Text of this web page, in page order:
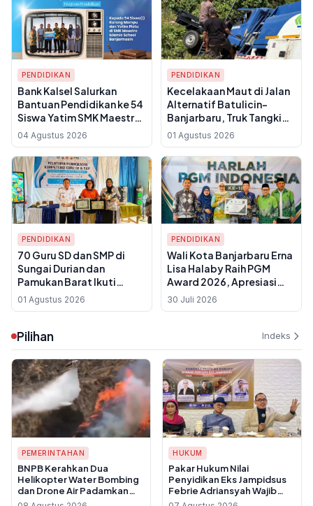
PENDIDIKAN
Bank Kalsel Salurkan
Bantuan Pendidikan ke 54
Siswa Yatim SMK Maestro
Islamic School
Banjarmasin
04 Agustus 2026
PENDIDIKAN
Kecelakaan Maut di Jalan
Alternatif Batulicin–
Banjarbaru, Truk Tangki
BBM Tabrak Rombongan
Mahasiswa KKN, 7 Orang
Tewas
01 Agustus 2026
PENDIDIKAN
70 Guru SD dan SMP di
Sungai Durian dan
Pamukan Barat Ikuti
Pelatihan Kompetensi
Bersama PT Pelsart
01 Agustus 2026
PENDIDIKAN
Wali Kota Banjarbaru Erna
Lisa Halaby Raih PGM
Award 2026, Apresiasi
untuk Perhatian pada
Guru Madrasah dan
30 Juli 2026
Pilihan Indeks
PEMERINTAHAN
BNPB Kerahkan Dua
Helikopter Water Bombing
dan Drone Air Padamkan
Karhutla Gunung Bromo
HUKUM
Pakar Hukum Nilai
Penyidikan Eks Jampidsus
Febrie Adriansyah Wajib
Dikembangkan hingga